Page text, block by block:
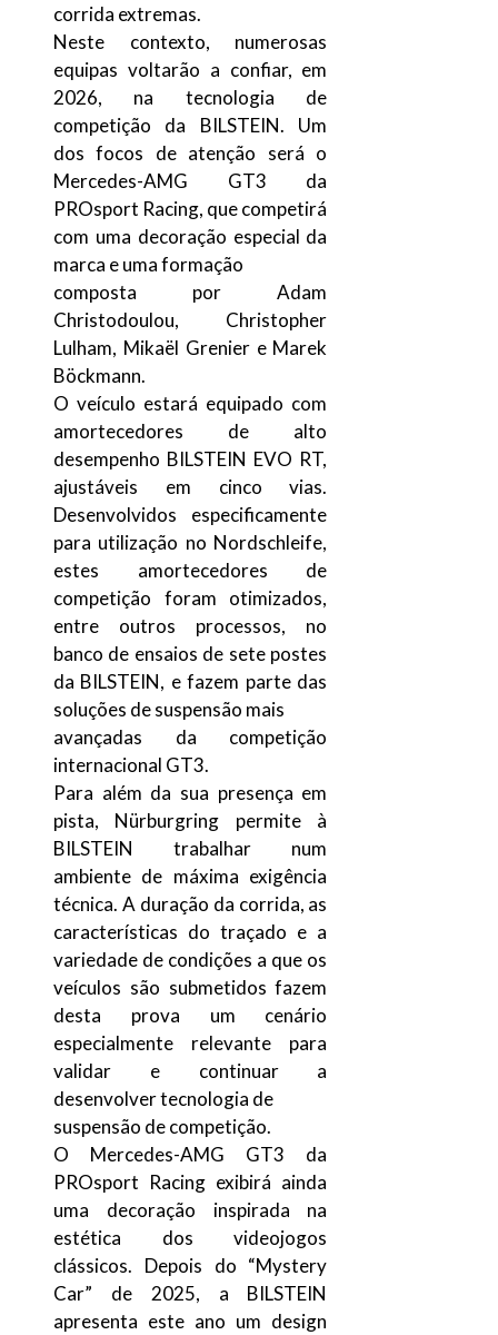
corrida extremas.
Neste contexto, numerosas
equipas voltarão a confiar, em
2026, na tecnologia de
competição da BILSTEIN. Um
dos focos de atenção será o
Mercedes-AMG GT3 da
PROsport Racing, que competirá
com uma decoração especial da
marca e uma formação
composta por Adam
Christodoulou, Christopher
Lulham, Mikaël Grenier e Marek
Böckmann.
O veículo estará equipado com
amortecedores de alto
desempenho BILSTEIN EVO RT,
ajustáveis em cinco vias.
Desenvolvidos especificamente
para utilização no Nordschleife,
estes amortecedores de
competição foram otimizados,
entre outros processos, no
banco de ensaios de sete postes
da BILSTEIN, e fazem parte das
soluções de suspensão mais
avançadas da competição
internacional GT3.
Para além da sua presença em
pista, Nürburgring permite à
BILSTEIN trabalhar num
ambiente de máxima exigência
técnica. A duração da corrida, as
características do traçado e a
variedade de condições a que os
veículos são submetidos fazem
desta prova um cenário
especialmente relevante para
validar e continuar a
desenvolver tecnologia de
suspensão de competição.
O Mercedes-AMG GT3 da
PROsport Racing exibirá ainda
uma decoração inspirada na
estética dos videojogos
clássicos. Depois do “Mystery
Car” de 2025, a BILSTEIN
apresenta este ano um design